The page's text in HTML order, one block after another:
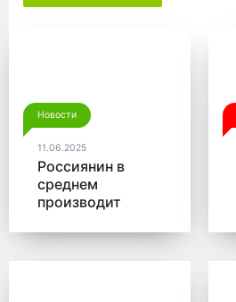
Новости
11.06.2025
Россиянин в
среднем
производит
мусора в год